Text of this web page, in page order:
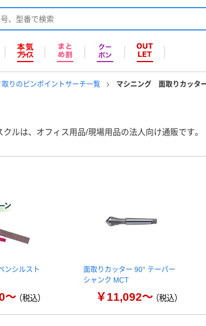
取りのピンポイントサーチ一覧 マシニング 面取りカッタ
ルは、オフィス用品/現場用品の法人向け通販です。
ンシルスト
～（税込）
面取りカッター 90° テーパー
シャンク MCT
￥11,092～（税込）